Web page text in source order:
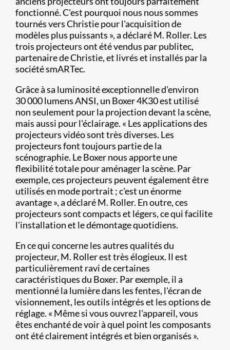
fonctionné. C'est pourquoi nous nous sommes
tournés vers Christie pour l'acquisition de
modèles plus puissants », a déclaré M. Roller. Les
trois projecteurs ont été vendus par publitec,
partenaire de Christie, et livrés et installés par la
société smARTec.
Grâce à sa luminosité exceptionnelle d'environ
30 000 lumens ANSI, un Boxer 4K30 est utilisé
non seulement pour la projection devant la scène,
mais aussi pour l'éclairage. « Les applications des
projecteurs vidéo sont très diverses. Les
projecteurs font toujours partie de la
scénographie. Le Boxer nous apporte une
flexibilité totale pour aménager la scène. Par
exemple, ces projecteurs peuvent également être
utilisés en mode portrait ; c'est un énorme
avantage », a déclaré M. Roller. En outre, ces
projecteurs sont compacts et légers, ce qui facilite
l'installation et le démontage quotidiens.
En ce qui concerne les autres qualités du
projecteur, M. Roller est très élogieux. Il est
particulièrement ravi de certaines
caractéristiques du Boxer. Par exemple, il a
mentionné la lumière dans les fentes, l'écran de
visionnement, les outils intégrés et les options de
réglage. « Même si vous ouvrez l'appareil, vous
êtes enchanté de voir à quel point les composants
ont été clairement intégrés et bien organisés ».